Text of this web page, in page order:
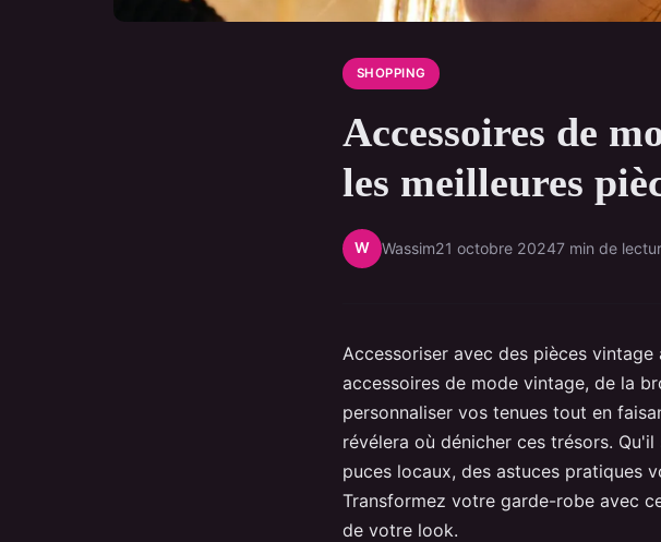
SHOPPING
Accessoires de
les meilleures
W Wassim21 octobre 20247 min de
Accessoriser avec des pièces
accessoires de mode vintage, de la
personnaliser vos tenues tout en
révélera où dénicher ces trésors.
puces locaux, des astuces pratiques
Transformez votre garde-robe avec
de votre look.